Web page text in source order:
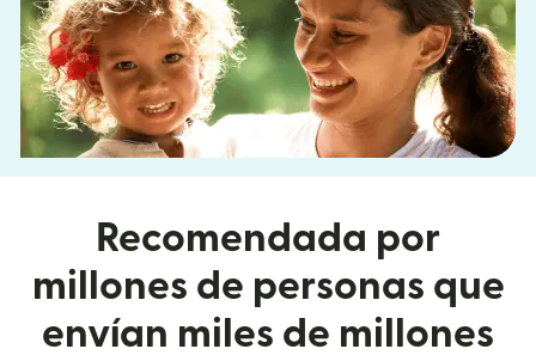
Recomendada por
millones de personas que
envían miles de millones